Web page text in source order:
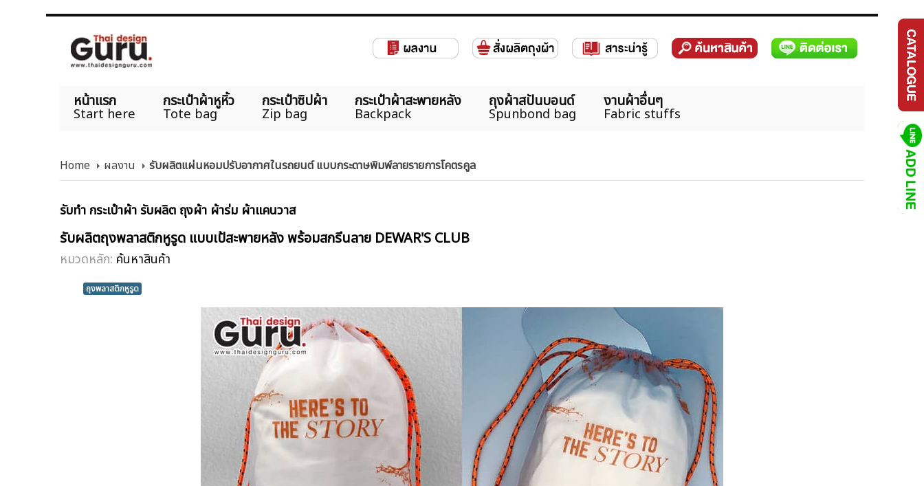
หน้าแรก
Start here
กระเป๋าผ้าหูหิ้ว
Tote bag
กระเป๋าซิปผ้า
Zip bag
กระเป๋าผ้าสะพายหลัง
Backpack
ถุงผ้าสปันบอนด์
Spunbond bag
งานผ้าอื่นๆ
Fabric stuffs
Home ผลงาน รับผลิตแผ่นหอมปรับอากาศในรถยนต์ แบบกระดาษพิมพ์ลายรายการโคตรคูล
รับทำ กระเป๋าผ้า รับผลิต ถุงผ้า ผ้าร่ม ผ้าแคนวาส
รับผลิตถุงพลาสติกหูรูด แบบเป้สะพายหลัง พร้อมสกรีนลาย DEWAR'S CLUB
หมวดหลัก: ค้นหาสินค้า
ถุงพลาสติกหูรูด